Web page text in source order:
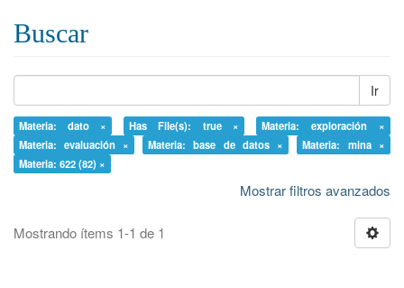
Buscar
Ir
Materia: dato × Has File(s): true ×
Materia: exploración ×
Materia: evaluación ×
Materia: base de datos ×
Materia: mina ×
Materia: 622 (82) ×
Mostrar filtros avanzados
Mostrando ítems 1-1 de 1